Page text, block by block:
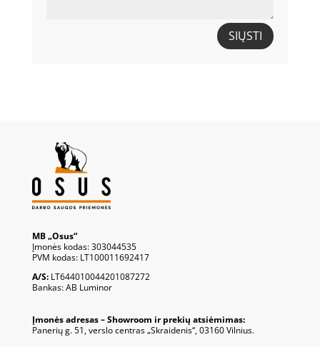
SIŲSTI
MB „Osus“
Įmonės kodas: 303044535
PVM kodas: LT100011692417
A/S:LT644010044201087272
Bankas: AB Luminor
Įmonės adresas – Showroom ir prekių atsiėmimas:
Panerių g. 51, verslo centras „Skraidenis“, 03160 Vilnius.